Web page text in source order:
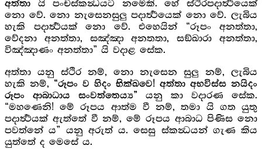
අත්තා යි පංචස්කන්‍ධයට නමෙකි. හේ ස්ථිරපදාර්‍ත්‍ථයෙක්
නො වේ. නො නැසෙනසුලු පදාර්‍ත්‍ථයෙක් නො වේ. ලැබිය
හැකි පදාර්‍ත්‍ථයක් නො වේ. එහෙයින් “රූපං අනත්තා,
වේදනා අනත්තා, සඤ්ඤා අනතතා, සඞ්ඛාරා අනත්තා,
විඤ්ඤාණං අනත්තා” යි වදාළ සේක.
අත්තා යනු ස්ථිර නම්, නො නැසෙන සුලු නම්, ලැබිය
හැකි නම්, “රූපං ව හිදං භික්ඛවෙ! අත්තා අභවිස්ස නයිදං
රූපං ආබාධාය සංවත්තෙය්‍ය” යනු කා වදාරණ සේක.
“මහණෙනි! මේ රූපය ආත්ම වී නම්, තමා යි ගත යුතු
පදාර්‍ත්‍ථයක් ඇත්තේ වී නම්, මේ රූපය ආබාධ පිණිස නො
පවත්නේ ය” යනු අරුත් ය. සෙසු ස්කන්‍ධයන් ගැණ කිය
යුත්තේ ද මෙසේ ය.